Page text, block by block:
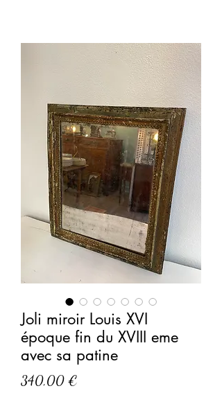
Joli miroir Louis XVI
époque fin du XVIII eme
avec sa patine
340,00 €